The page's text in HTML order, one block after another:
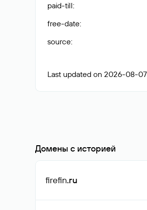
paid-till:
free-date:
source:
Last updated on 2026-08-
Домены с историей
firefin.ru